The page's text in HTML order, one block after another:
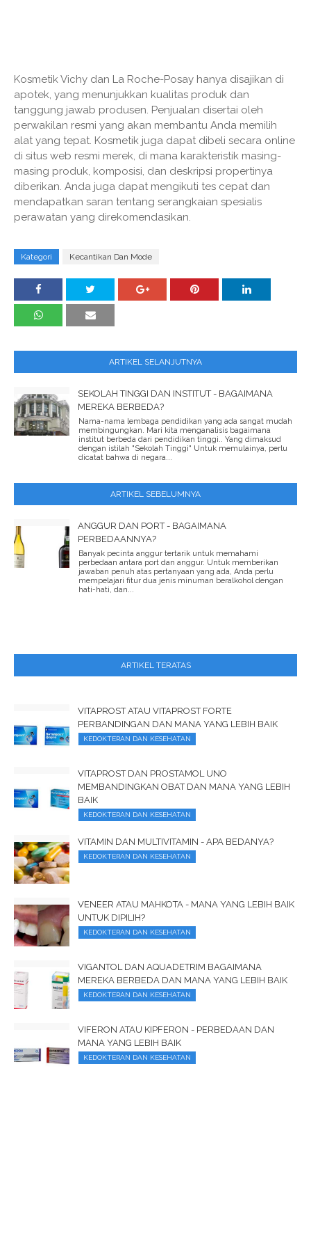
Kosmetik Vichy dan La Roche-Posay hanya disajikan di
apotek, yang menunjukkan kualitas produk dan
tanggung jawab produsen. Penjualan disertai oleh
perwakilan resmi yang akan membantu Anda memilih
alat yang tepat. Kosmetik juga dapat dibeli secara online
di situs web resmi merek, di mana karakteristik masing-
masing produk, komposisi, dan deskripsi propertinya
diberikan. Anda juga dapat mengikuti tes cepat dan
mendapatkan saran tentang serangkaian spesialis
perawatan yang direkomendasikan.
Kategori Kecantikan Dan Mode
ARTIKEL SELANJUTNYA
SEKOLAH TINGGI DAN INSTITUT - BAGAIMANA
MEREKA BERBEDA?
Nama-nama lembaga pendidikan yang ada sangat mudah
membingungkan. Mari kita menganalisis bagaimana
institut berbeda dari pendidikan tinggi.. Yang dimaksud
dengan istilah "Sekolah Tinggi" Untuk memulainya, perlu
dicatat bahwa di negara...
ARTIKEL SEBELUMNYA
ANGGUR DAN PORT - BAGAIMANA
PERBEDAANNYA?
Banyak pecinta anggur tertarik untuk memahami
perbedaan antara port dan anggur. Untuk memberikan
jawaban penuh atas pertanyaan yang ada, Anda perlu
mempelajari fitur dua jenis minuman beralkohol dengan
hati-hati, dan...
ARTIKEL TERATAS
VITAPROST ATAU VITAPROST FORTE
PERBANDINGAN DAN MANA YANG LEBIH BAIK
KEDOKTERAN DAN KESEHATAN
VITAPROST DAN PROSTAMOL UNO
MEMBANDINGKAN OBAT DAN MANA YANG LEBIH
BAIK
KEDOKTERAN DAN KESEHATAN
VITAMIN DAN MULTIVITAMIN - APA BEDANYA?
KEDOKTERAN DAN KESEHATAN
VENEER ATAU MAHKOTA - MANA YANG LEBIH BAIK
UNTUK DIPILIH?
KEDOKTERAN DAN KESEHATAN
VIGANTOL DAN AQUADETRIM BAGAIMANA
MEREKA BERBEDA DAN MANA YANG LEBIH BAIK
KEDOKTERAN DAN KESEHATAN
VIFERON ATAU KIPFERON - PERBEDAAN DAN
MANA YANG LEBIH BAIK
KEDOKTERAN DAN KESEHATAN